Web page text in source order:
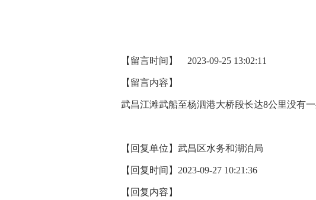
【留言时间】 2023-09-25 13:02:11
【留言内容】
武昌江滩武船至杨泗港大桥段长达8公里没有
【回复单位】 武昌区水务和湖泊局
【回复时间】 2023-09-27 10:21:36
【回复内容】